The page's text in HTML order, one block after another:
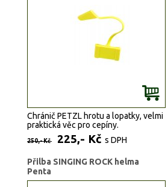
500
Chránič PETZL hrotu a lopatky, velmi
praktická věc pro cepíny.
Použitím můžete předejít škodám na
materiálu a zraněním během transportu.
250,- Kč 225,- Kč s DPH
Přilba SINGING ROCK helma
Penta